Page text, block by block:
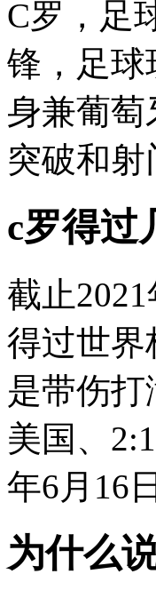
C罗，足
锋，足球
身兼葡萄
突破和射
c罗得过
截止
得过世界
是带伤
美国、
年6月16
为什么